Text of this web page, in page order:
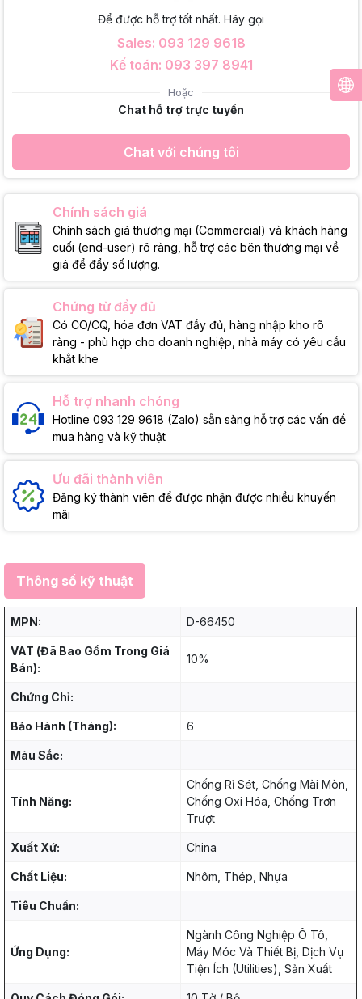
Để được hỗ trợ tốt nhất. Hãy gọi
Sales: 093 129 9618
Kế toán: 093 397 8941
Hoặc
Chat hỗ trợ trực tuyến
Chat với chúng tôi
Chính sách giá
Chính sách giá thương mại (Commercial) và khách hàng
cuối (end-user) rõ ràng, hỗ trợ các bên thương mại về
giá để đẩy số lượng.
Chứng từ đầy đủ
Có CO/CQ, hóa đơn VAT đầy đủ, hàng nhập kho rõ
ràng - phù hợp cho doanh nghiệp, nhà máy có yêu cầu
khắt khe
Hỗ trợ nhanh chóng
Hotline 093 129 9618 (Zalo) sẵn sàng hỗ trợ các vấn đề
mua hàng và kỹ thuật
Ưu đãi thành viên
Đăng ký thành viên để được nhận được nhiều khuyến
mãi
Thông số kỹ thuật
MPN: D-66450
VAT (Đã Bao Gồm Trong Giá
Bán):
10%
Chứng Chỉ:
Bảo Hành (Tháng): 6
Màu Sắc:
Tính Năng:
Chống Rỉ Sét, Chống Mài Mòn,
Chống Oxi Hóa, Chống Trơn
Trượt
Xuất Xứ: China
Chất Liệu: Nhôm, Thép, Nhựa
Tiêu Chuẩn:
Ứng Dụng:
Ngành Công Nghiệp Ô Tô,
Máy Móc Và Thiết Bị, Dịch Vụ
Tiện Ích (Utilities), Sản Xuất